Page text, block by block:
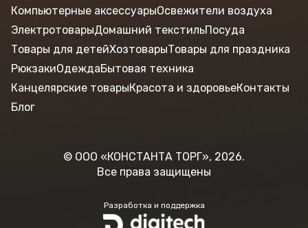
© ООО «КОНСТАНТА ТОРГ», 2026.
Все права защищены
Разработка и поддержка
Компьютерные аксессуарыОсвежители воздуха
ЭлектротоварыДомашний текстильПосуда
Товары для детейХозтоварыТовары для праздника
РюкзакиОдеждаБытовая техника
Канцелярские товарыКрасота и здоровьеКонтакты
Блог